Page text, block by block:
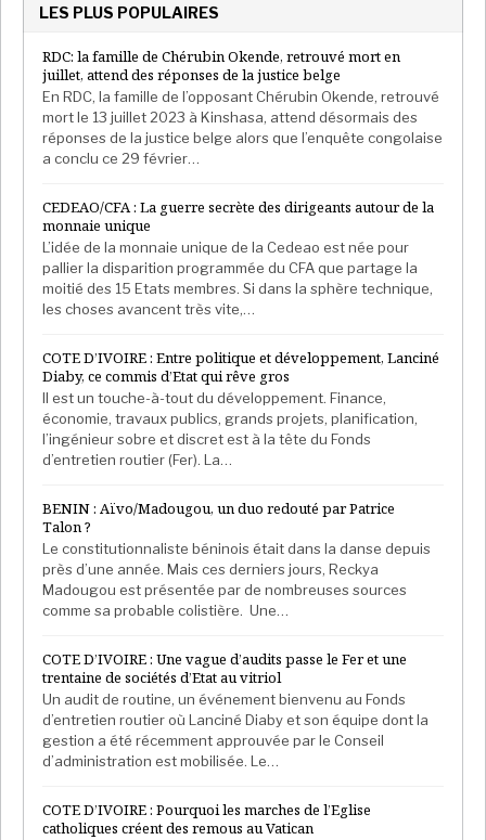
LES PLUS POPULAIRES
RDC: la famille de Chérubin Okende, retrouvé mort en
juillet, attend des réponses de la justice belge
En RDC, la famille de l’opposant Chérubin Okende, retrouvé
mort le 13 juillet 2023 à Kinshasa, attend désormais des
réponses de la justice belge alors que l’enquête congolaise
a conclu ce 29 février…
CEDEAO/CFA : La guerre secrète des dirigeants autour de la
monnaie unique
L’idée de la monnaie unique de la Cedeao est née pour
pallier la disparition programmée du CFA que partage la
moitié des 15 Etats membres. Si dans la sphère technique,
les choses avancent très vite,…
COTE D’IVOIRE : Entre politique et développement, Lanciné
Diaby, ce commis d’Etat qui rêve gros
Il est un touche-à-tout du développement. Finance,
économie, travaux publics, grands projets, planification,
l’ingénieur sobre et discret est à la tête du Fonds
d’entretien routier (Fer). La…
BENIN : Aïvo/Madougou, un duo redouté par Patrice
Talon ?
Le constitutionnaliste béninois était dans la danse depuis
près d’une année. Mais ces derniers jours, Reckya
Madougou est présentée par de nombreuses sources
comme sa probable colistière. Une…
COTE D’IVOIRE : Une vague d’audits passe le Fer et une
trentaine de sociétés d’Etat au vitriol
Un audit de routine, un événement bienvenu au Fonds
d’entretien routier où Lanciné Diaby et son équipe dont la
gestion a été récemment approuvée par le Conseil
d’administration est mobilisée. Le…
COTE D’IVOIRE : Pourquoi les marches de l’Eglise
catholiques créent des remous au Vatican